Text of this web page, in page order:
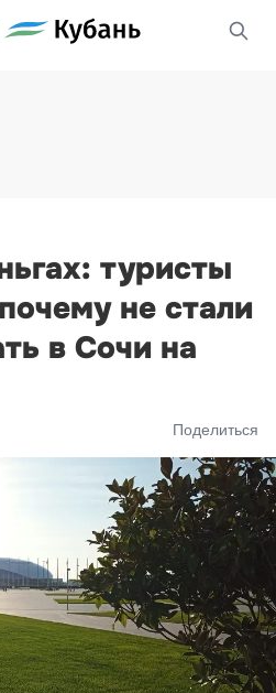
туристы
не стали
в Сочи на
Поделиться